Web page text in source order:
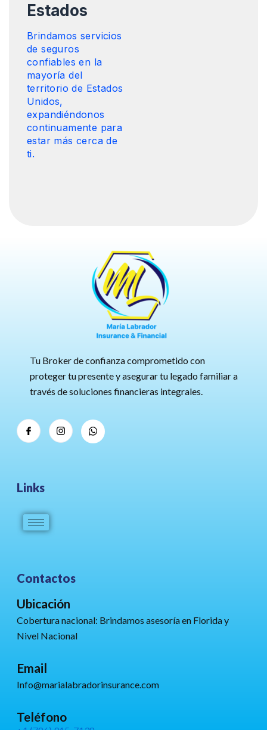
Estados
Brindamos servicios
de seguros
confiables en la
mayoría del
territorio de Estados
Unidos,
expandiéndonos
continuamente para
estar más cerca de
ti.
Tu Broker de confianza comprometido con
proteger tu presente y asegurar tu legado familiar a
través de soluciones financieras integrales.
Links
Contactos
Ubicación
Cobertura nacional: Brindamos asesoría en Florida y
Nivel Nacional
Email
Info@marialabradorinsurance.com
Teléfono